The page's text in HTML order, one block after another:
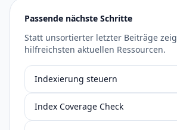
Passende nächste Schritte
Statt unsortierter letzter Beiträge
hilfreichsten aktuellen Ressourcen.
Indexierung steuern
Index Coverage Check